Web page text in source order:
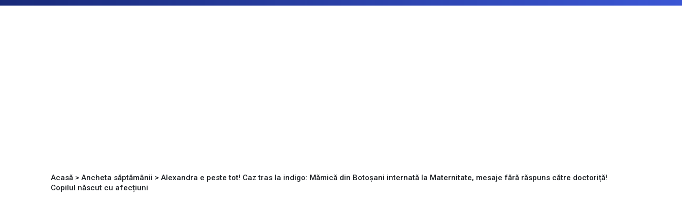
Acasă > Ancheta săptămânii > Alexandra e peste tot! Caz tras la indigo: Mămică din Botoșani internată la Maternitate, mesaje fără răspuns către doctoriță!
Copilul născut cu afecțiuni